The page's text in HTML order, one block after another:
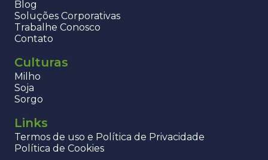
Blog
Soluções Corporativas
Trabalhe Conosco
Contato
Culturas
Milho
Soja
Sorgo
Links
Termos de uso e Política de Privacidade
Política de Cookies